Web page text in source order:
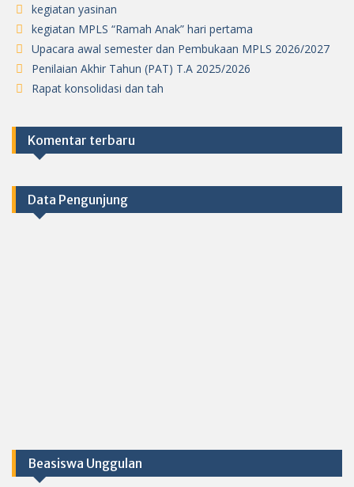
kegiatan yasinan
kegiatan MPLS “Ramah Anak” hari pertama
Upacara awal semester dan Pembukaan MPLS 2026/2027
Penilaian Akhir Tahun (PAT) T.A 2025/2026
Rapat konsolidasi dan tah
Komentar terbaru
Data Pengunjung
Beasiswa Unggulan